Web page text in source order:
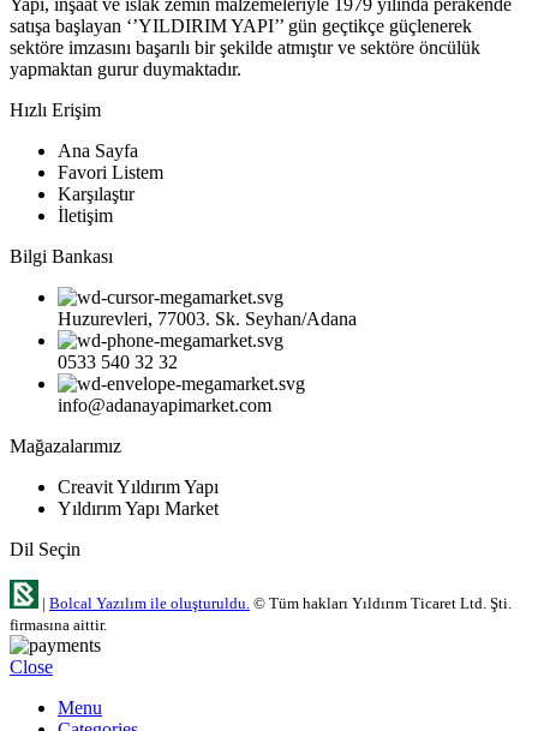
Yapı, inşaat ve ıslak zemin malzemeleriyle 1979 yılında perakende
satışa başlayan ‘’YILDIRIM YAPI’’ gün geçtikçe güçlenerek
sektöre imzasını başarılı bir şekilde atmıştır ve sektöre öncülük
yapmaktan gurur duymaktadır.
Hızlı Erişim
Ana Sayfa
Favori Listem
Karşılaştır
İletişim
Bilgi Bankası
Huzurevleri, 77003. Sk. Seyhan/Adana
0533 540 32 32
info@adanayapimarket.com
Mağazalarımız
Creavit Yıldırım Yapı
Yıldırım Yapı Market
Dil Seçin
| Bolcal Yazılım ile oluşturuldu. © Tüm hakları Yıldırım Ticaret Ltd. Şti.
firmasına aittir.
Close
Menu